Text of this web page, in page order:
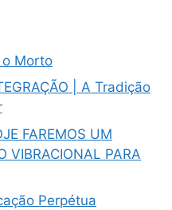
o Morto
| A Tradição
FAREMOS UM
VIBRACIONAL PARA
Perpétua